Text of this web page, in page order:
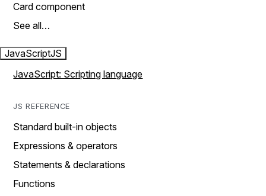
Card component
See all…
JavaScriptJS
JavaScript: Scripting language
JS REFERENCE
Standard built-in objects
Expressions & operators
Statements & declarations
Functions